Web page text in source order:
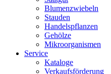
Blumenzwiebeln
Stauden
Handelspflanzen
Gehölze
Mikroorganismen
Service
Kataloge
Verkaufsförderung